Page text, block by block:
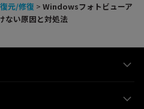
元/修復 > Windowsフォトビューア
ない原因と対処法